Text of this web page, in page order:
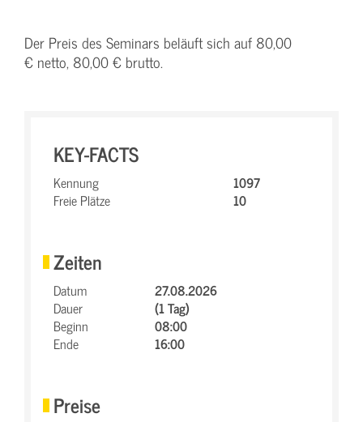
Der Preis des Seminars beläuft sich auf 80,00
€ netto, 80,00 € brutto.
KEY-FACTS
Kennung
1097
Freie Plätze
10
Zeiten
Datum
27.08.2026
Dauer
(1 Tag)
Beginn
08:00
Ende
16:00
Preise